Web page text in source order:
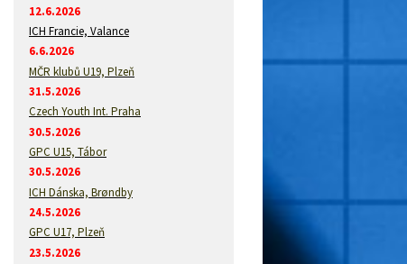
12.6.2026
ICH Francie, Valance
6.6.2026
MČR klubů U19, Plzeň
31.5.2026
Czech Youth Int. Praha
30.5.2026
GPC U15, Tábor
30.5.2026
ICH Dánska, Brøndby
24.5.2026
GPC U17, Plzeň
23.5.2026